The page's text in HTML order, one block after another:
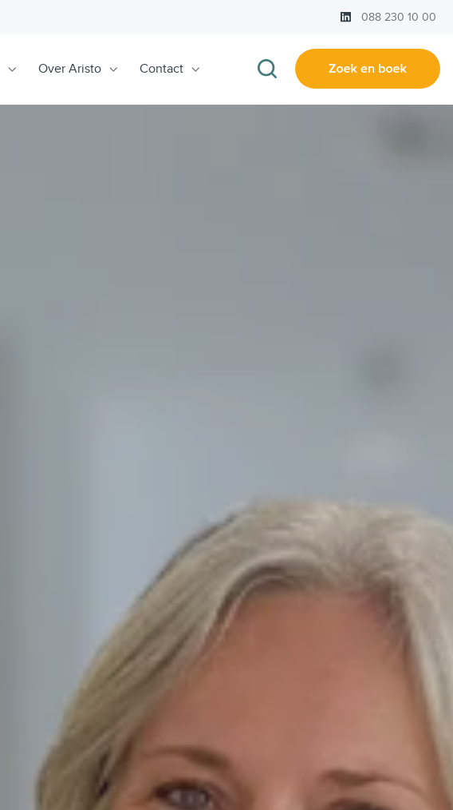
LinkedIn 088 230 10 00
Over Aristo Contact